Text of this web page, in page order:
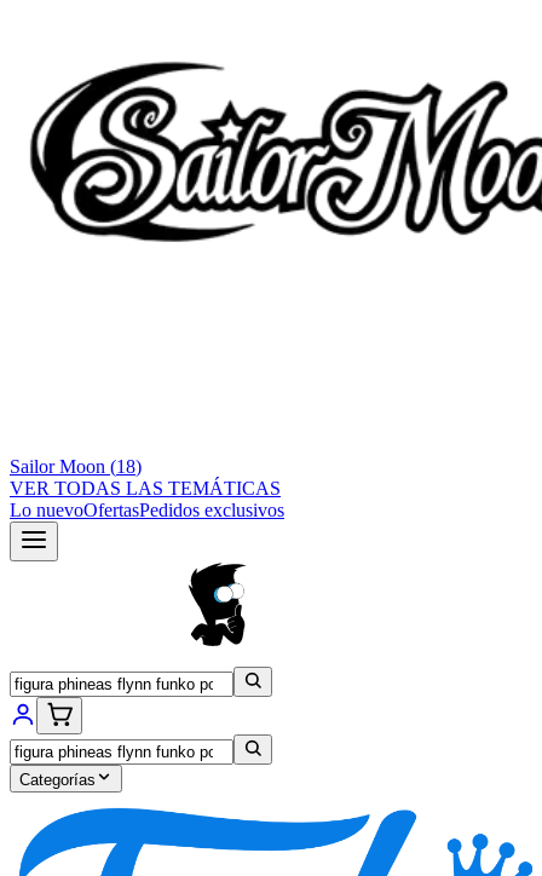
Sailor Moon (18)
VER TODAS LAS TEMÁTICAS
Lo nuevoOfertasPedidos exclusivos
Categorías